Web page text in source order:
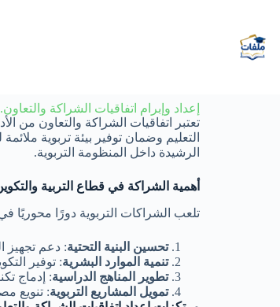
إعداد وإبرام اتفاقيات الشراكة والتعاون.
تعتبر اتفاقيات الشراكة والتعاون من
الرشيدة داخل المنظومة التربوية.
أهمية الشراكة في قطاع التربية
تلعب الشراكات التربوية دورًا محوريًا
تحسين البنية التحتية: دعم تجهيز
تنمية الموارد البشرية: توفير
تطوير المناهج الدراسية: إدماج
تمويل المشاريع التربوية: تنويع